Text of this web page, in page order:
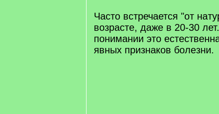
q
]
Часто встречается "от
возрасте, даже в 20-30
понимании это
явных признаков болезни.